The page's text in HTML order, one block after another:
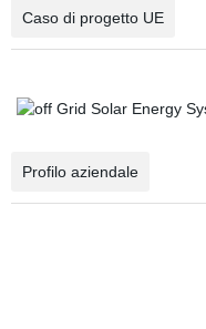
Caso di progetto UE
Profilo aziendale